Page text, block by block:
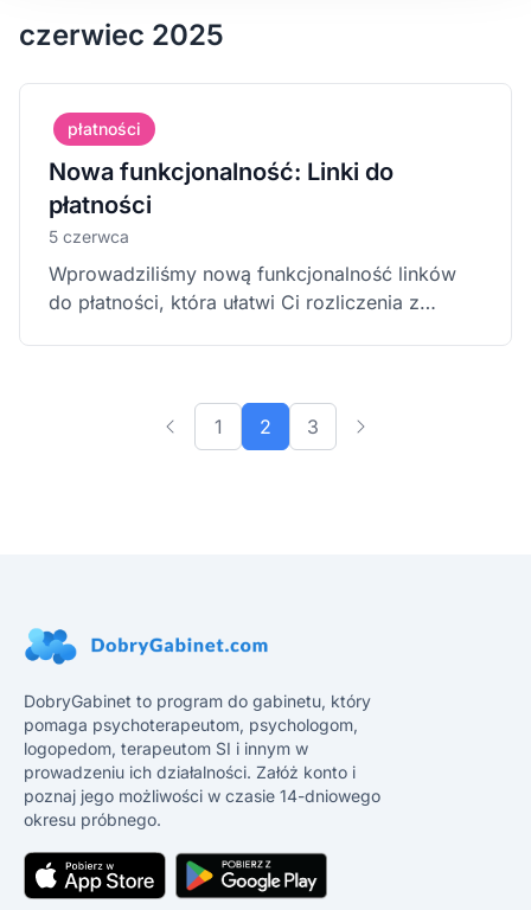
czerwiec 2025
płatności
Nowa funkcjonalność: Linki do
płatności
5 czerwca
Wprowadziliśmy nową funkcjonalność linków
do płatności, która ułatwi Ci rozliczenia z
Poprzednia strona
1 2 3
Następna strona
DobryGabinet to program do gabinetu, który
pomaga psychoterapeutom, psychologom,
logopedom, terapeutom SI i innym w
prowadzeniu ich działalności. Załóż konto i
poznaj jego możliwości w czasie 14-dniowego
okresu próbnego.